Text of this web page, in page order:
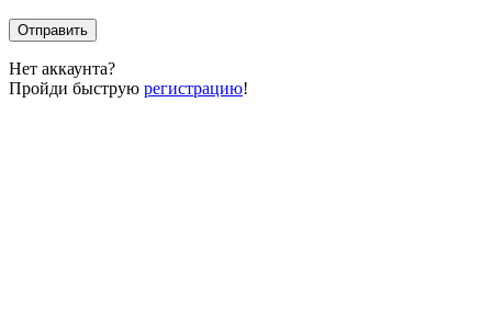
Отправить
Нет аккаунта?
Пройди быструю регистрацию!